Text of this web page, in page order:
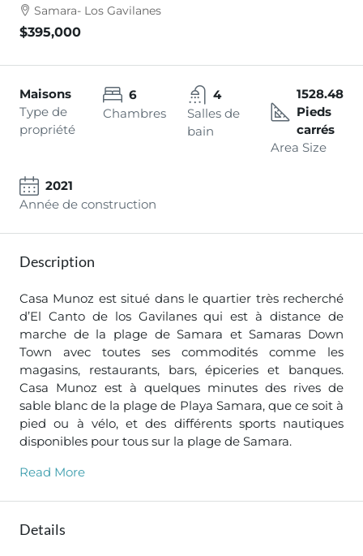
Samara- Los Gavilanes
$395,000
Maisons
Type de
propriété
6
Chambres
4
Salles de
bain
1528.48
Pieds
carrés
Area Size
2021
Année de construction
Description
Casa Munoz est situé dans le quartier très recherché
d’El Canto de los Gavilanes qui est à distance de
marche de la plage de Samara et Samaras Down
Town avec toutes ses commodités comme les
magasins, restaurants, bars, épiceries et banques.
Casa Munoz est à quelques minutes des rives de
sable blanc de la plage de Playa Samara, que ce soit à
pied ou à vélo, et des différents sports nautiques
disponibles pour tous sur la plage de Samara.
Read More
Details